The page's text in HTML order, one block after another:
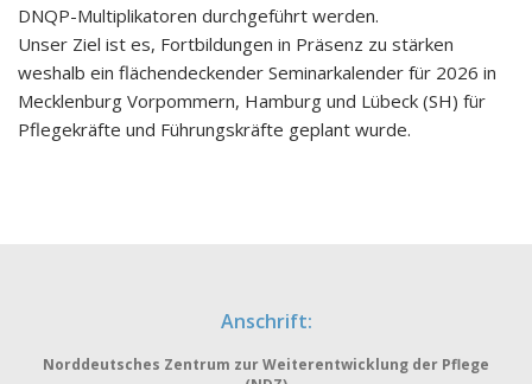
DNQP-Multiplikatoren durchgeführt werden.
Unser Ziel ist es, Fortbildungen in Präsenz zu stärken
weshalb ein flächendeckender Seminarkalender für 2026 in
Mecklenburg Vorpommern, Hamburg und Lübeck (SH) für
Pflegekräfte und Führungskräfte geplant wurde.
Anschrift:
Norddeutsches Zentrum zur Weiterentwicklung der Pflege